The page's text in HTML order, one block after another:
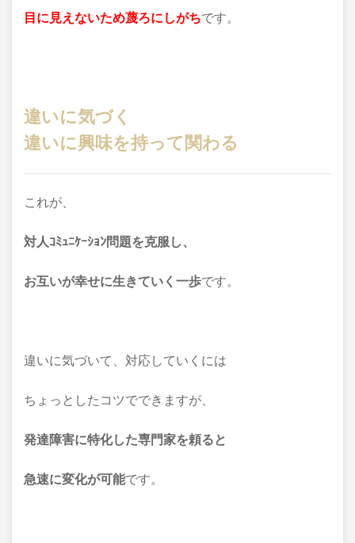
目に見えないため蔑ろにしがちです。
違いに気づく
違いに興味を持って関わる
これが、
対人ｺﾐｭﾆｹｰｼｮﾝ問題を克服し、
お互いが幸せに生きていく 一歩です。
違いに気づいて、対応していくには
ちょっとしたコツでできますが、
発達障害に特化した専門家を頼ると
急速に変化が可能です。